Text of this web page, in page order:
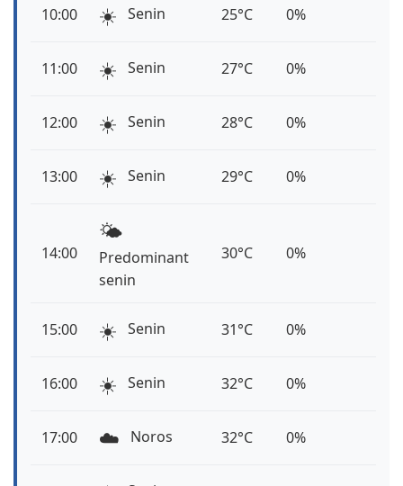
10:00 ☀️ Senin 25°C 0%
11:00 ☀️ Senin 27°C 0%
12:00 ☀️ Senin 28°C 0%
13:00 ☀️ Senin 29°C 0%
14:00
🌤️
Predominant
senin
30°C 0%
15:00 ☀️ Senin 31°C 0%
16:00 ☀️ Senin 32°C 0%
17:00 ☁️ Noros 32°C 0%